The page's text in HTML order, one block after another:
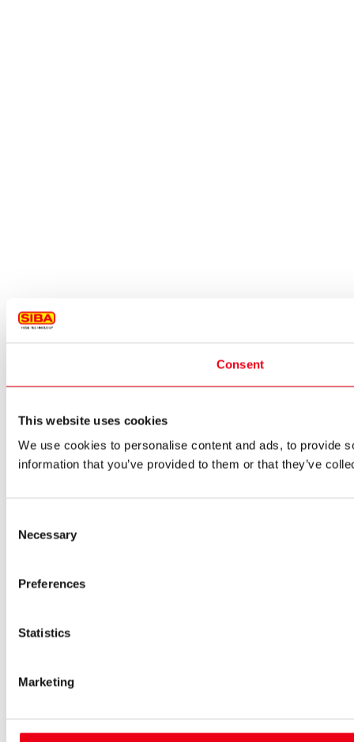
Consent
This website uses cookies
We use cookies to personalise content and ads, to provide
information that you’ve provided to them or that they’ve
Selection
Necessary
Preferences
Statistics
Marketing